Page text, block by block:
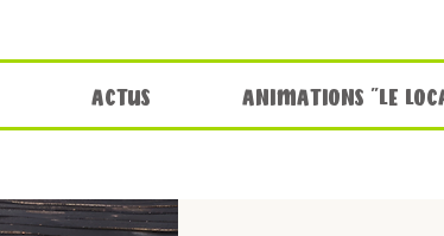
ACTUS ANIMATIONS "LE